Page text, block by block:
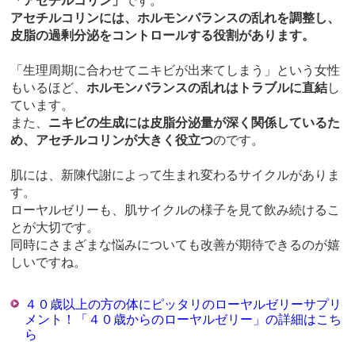
アセチルコリンには、ホルモンバランスの乱れを調整し、
皮脂の過剰分泌をコントロールする役割があります。
「生理周期に合わせてニキビが出来てしまう」という女性
もいるほど、ホルモンバランスの乱れはトラブルに直結し
ています。
また、 ニキビの生成には皮脂分泌量が深く関係しているた
め、アセチルコリンが大きく役立つのです。
肌には、新陳代謝によって生まれ変わるサイクルがありま
す。
ローヤルゼリーも、肌サイクルの様子を見て飲み続けるこ
とが大切です。
同時にさまざまな悩みについても改善が期待できるのが嬉
しいですね。
４０歳以上の方の体にピッタリのローヤルゼリーサプリ
メント！「４０歳からのローヤルゼリー」の詳細はこち
ら